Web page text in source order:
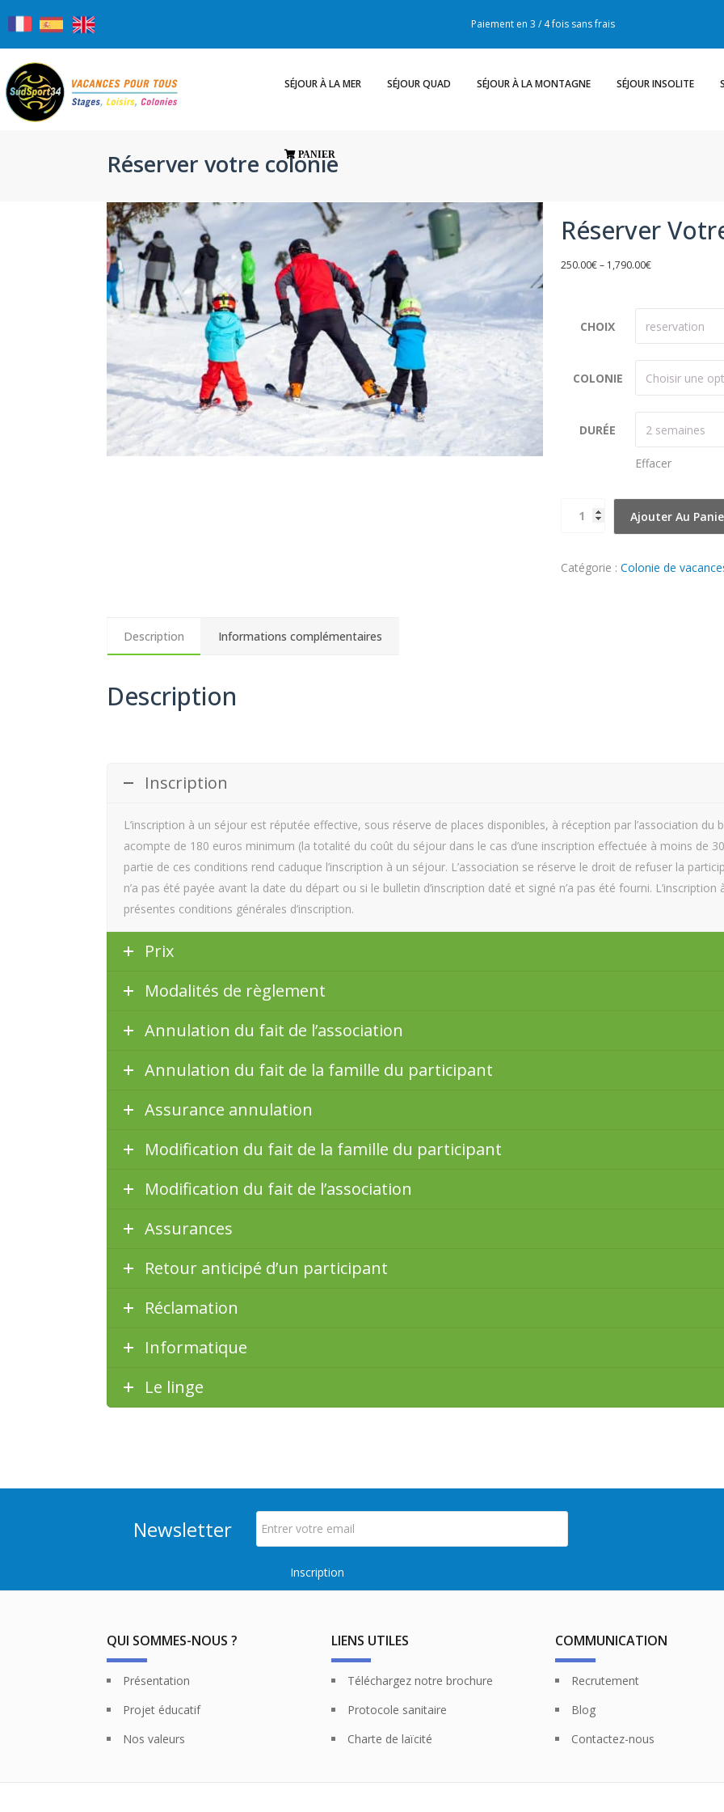
Paiement en 3 / 4 fois sans frais
SÉJOUR À LA MER SÉJOUR QUAD SÉJOUR À LA MONTAGNE SÉJOUR INSOLITE
PANIER
Réserver votre colonie
Réserver
250.00€– 1,790.00€
CHOIX
COLONIE
DURÉE
Effacer
quantité
votre
Ajouter Au
Catégorie : Colonie de
Description Informations complémentaires
Description
Inscription
L’inscription à un séjour est réputée effective, sous réserve de places disponibles, à réception par l’association du
acompte de 180 euros minimum (la totalité du coût du séjour dans le cas d’une inscription effectuée à moins de
partie de ces conditions rend caduque l’inscription à un séjour. L’association se réserve le droit de refuser la
n’a pas été payée avant la date du départ ou si le bulletin d’inscription daté et signé n’a pas été fourni.
présentes conditions générales d’inscription.
Prix
Modalités de règlement
Annulation du fait de l’association
Annulation du fait de la famille du participant
Assurance annulation
Modification du fait de la famille du participant
Modification du fait de l’association
Assurances
Retour anticipé d’un participant
Réclamation
Informatique
Le linge
Newsletter
QUI SOMMES-NOUS ?
Présentation
Projet éducatif
Nos valeurs
LIENS UTILES
Téléchargez notre brochure
Protocole sanitaire
Charte de laïcité
COMMUNICATION
Recrutement
Blog
Contactez-nous